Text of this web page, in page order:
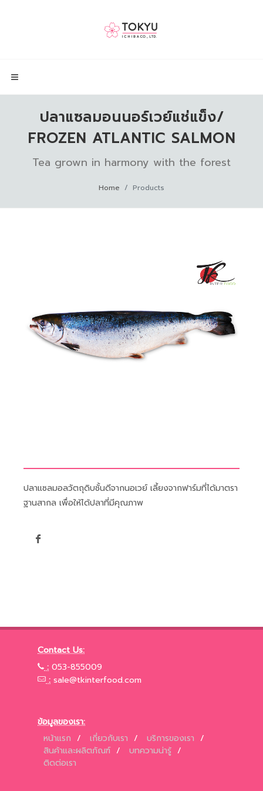
ปลาแซลมอนนอร์เวย์แช่แข็ง/
FROZEN ATLANTIC SALMON
Tea grown in harmony with the forest
Home Products
ปลาแซลมอลวัตถุดิบชั้นดีจากนอเวย์ เลี้ยงจากฟาร์มที่ได้มาตรา
ฐานสากล เพื่อให้ได้ปลาที่มีคุณภาพ
Contact Us:
: 053-855009
: sale@tkinterfood.com
ข้อมูลของเรา:
หน้าแรก / เกี่ยวกับเรา / บริการของเรา /
สินค้าและผลิตภัณฑ์ / บทความน่ารู้ /
ติดต่อเรา